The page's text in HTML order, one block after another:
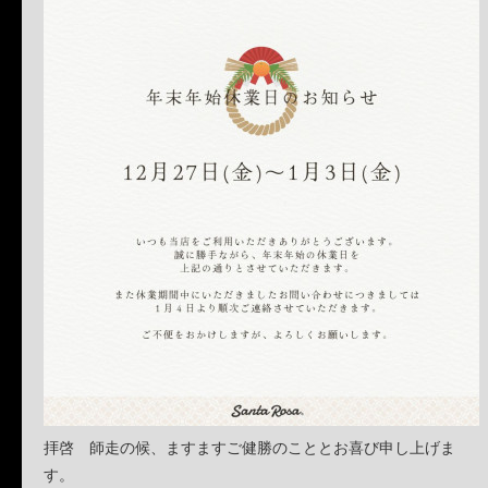
拝啓 師走の候、ますますご健勝のこととお喜び申し上げま
す。